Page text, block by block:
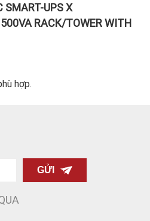
SMART-UPS X
RACK/TOWER WITH
hợp.
GỬI